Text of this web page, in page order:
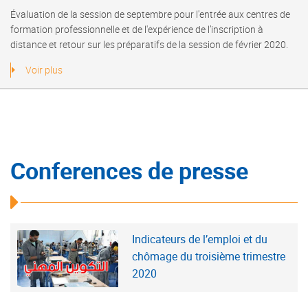
Évaluation de la session de septembre pour l'entrée aux centres de
formation professionnelle et de l'expérience de l’inscription à
distance et retour sur les préparatifs de la session de février 2020.
Voir plus
Conferences de presse
Indicateurs de l’emploi et du
chômage du troisième trimestre
2020